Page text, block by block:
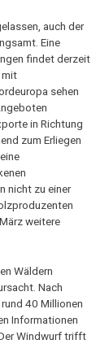
auch der
Eine
findet derzeit
mit
sehen
in Richtung
zum Erliegen
nicht zu einer
weitere
Wäldern
Nach
40 Millionen
Informationen
Windwurf trifft